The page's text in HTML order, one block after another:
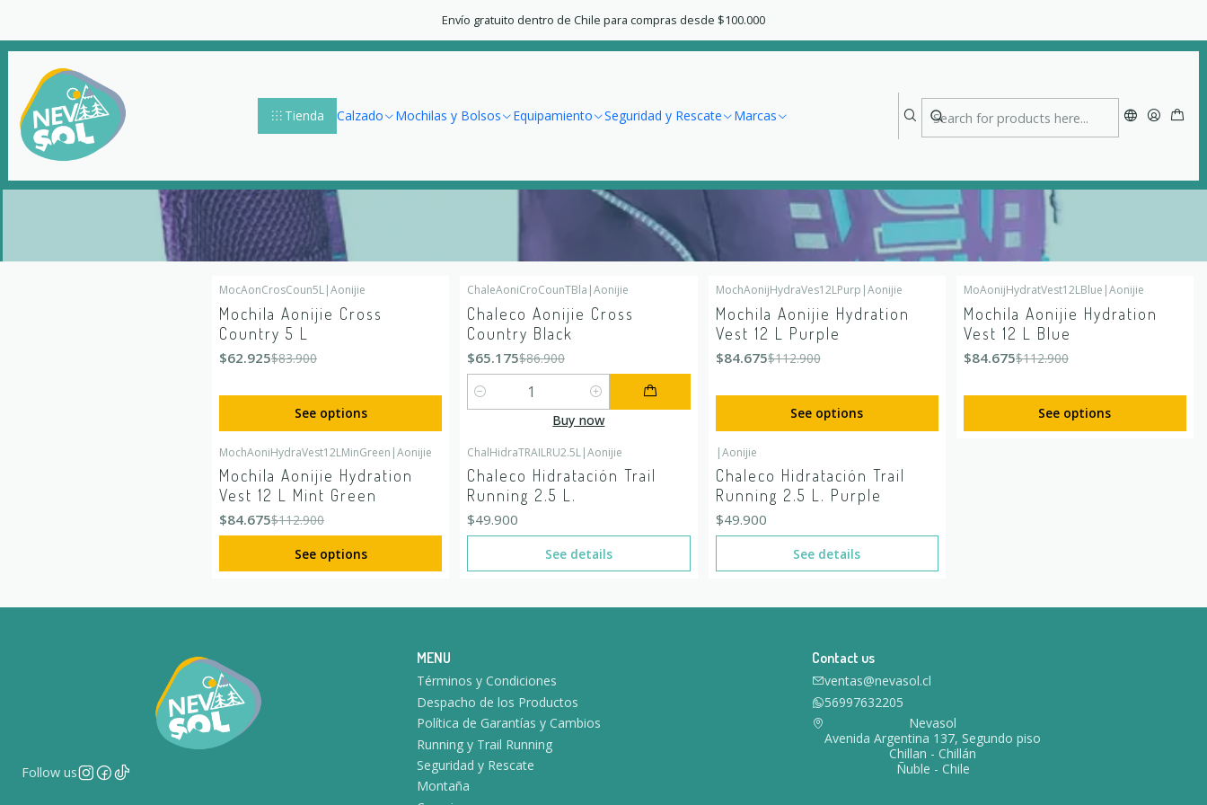
Tienda Calzado Mochilas y Bolsos Equipamiento Seguridad y Rescate Marcas
Envío gratuito dentro de Chile para compras desde $100.000
Home Running y Trail Running Chalecos y Mochilas
Chalecos y Mochilas
MocAonCrosCoun5L|Aonijie
Mochila Aonijie Cross
Country 5 L
$62.925$83.900
See options
ChaleAoniCroCounTBla |Aonijie
Chaleco Aonijie Cross
Country Black
$65.175$86.900
Quantity
Buy now
OFF
MochAonijHydraVes12LPurp |Aonijie
Mochila Aonijie Hydration
Vest 12 L Purple
$84.675$112.900
See options
OFF
MoAonijHydratVest12LBlue |Aonijie
Mochila Aonijie Hydration
Vest 12 L Blue
$84.675$112.900
See options
-25%OFF
MochAoniHydraVest12LMinGreen |Aonijie
Mochila Aonijie Hydration
Vest 12 L Mint Green
$84.675$112.900
See options
ChalHidraTRAILRU2.5L|Aonijie
Chaleco Hidratación Trail
Running 2.5 L.
$49.900
See details
Out of stock
|Aonijie
Chaleco Hidratación Trail
Running 2.5 L. Purple
$49.900
See details
Follow us
MENU
Términos y Condiciones
Despacho de los Productos
Política de Garantías y Cambios
Running y Trail Running
Seguridad y Rescate
Montaña
Contact us
ventas@nevasol.cl
56997632205
Nevasol
Avenida Argentina 137, Segundo piso
Chillan - Chillán
Ñuble - Chile